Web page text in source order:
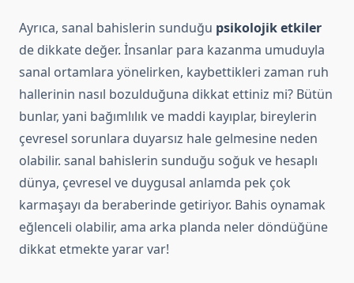
Ayrıca, sanal bahislerin sunduğu psikolojik etkiler
de dikkate değer. İnsanlar para kazanma umuduyla
sanal ortamlara yönelirken, kaybettikleri zaman ruh
hallerinin nasıl bozulduğuna dikkat ettiniz mi? Bütün
bunlar, yani bağımlılık ve maddi kayıplar, bireylerin
çevresel sorunlara duyarsız hale gelmesine neden
olabilir. sanal bahislerin sunduğu soğuk ve hesaplı
dünya, çevresel ve duygusal anlamda pek çok
karmaşayı da beraberinde getiriyor. Bahis oynamak
eğlenceli olabilir, ama arka planda neler döndüğüne
dikkat etmekte yarar var!